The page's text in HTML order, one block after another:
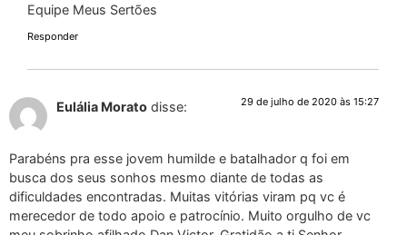
Equipe Meus Sertões
Responder
Eulália Morato disse: 29 de julho de 2020 às 15:27
Parabéns pra esse jovem humilde e batalhador q foi em
busca dos seus sonhos mesmo diante de todas as
dificuldades encontradas. Muitas vitórias viram pq vc é
merecedor de todo apoio e patrocínio. Muito orgulho de vc